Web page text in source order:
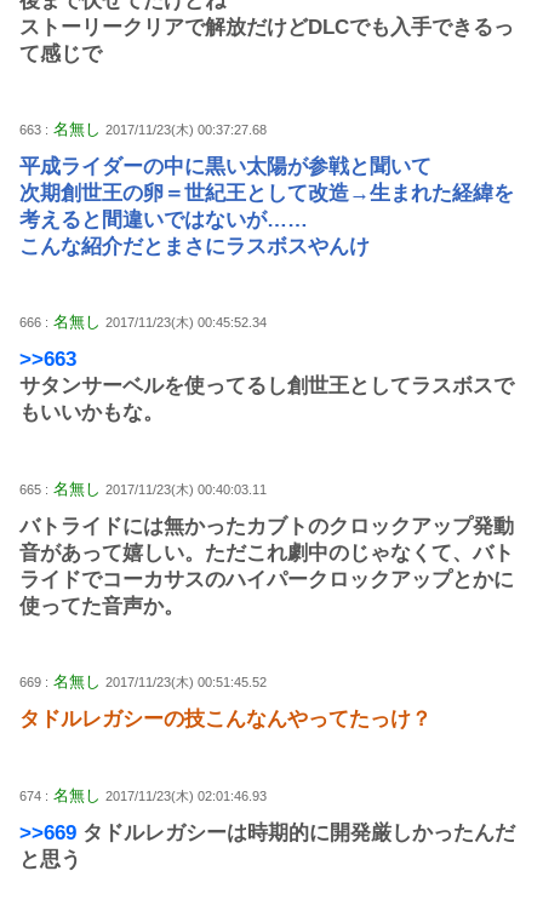
ストーリークリアで解放だけどDLCでも入手できるっ
て感じで
663 : 名無し 2017/11/23(木) 00:37:27.68
平成ライダーの中に黒い太陽が参戦と聞いて
次期創世王の卵＝世紀王として改造→生まれた経緯を
考えると間違いではないが……
こんな紹介だとまさにラスボスやんけ
666 : 名無し 2017/11/23(木) 00:45:52.34
>>663
サタンサーベルを使ってるし創世王としてラスボスで
もいいかもな。
665 : 名無し 2017/11/23(木) 00:40:03.11
バトライドには無かったカブトのクロックアップ発動
音があって嬉しい。ただこれ劇中のじゃなくて、バト
ライドでコーカサスのハイパークロックアップとかに
使ってた音声か。
669 : 名無し 2017/11/23(木) 00:51:45.52
タドルレガシーの技こんなんやってたっけ？
674 : 名無し 2017/11/23(木) 02:01:46.93
>>669 タドルレガシーは時期的に開発厳しかったんだ
と思う